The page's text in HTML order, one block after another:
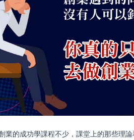
業的成功學課程不少，課堂上的那些理